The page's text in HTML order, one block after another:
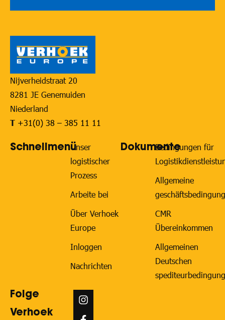
Nijverheidstraat 20
8281 JE Genemuiden
Niederland
T +31(0) 38 – 385 11 11
SchnellmenüUnser
logistischer
Prozess
Arbeite bei
Über Verhoek
Europe
Inloggen
Nachrichten
DokumenteBedingungen für
Allgemeine
CMR
Übereinkommen
Allgemeinen
Deutschen
Folge
Verhoek